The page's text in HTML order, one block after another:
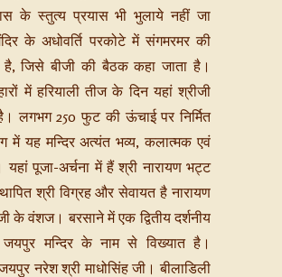
के स्तुत्य प्रयास भी भुलाये नहीं जा
के अधोवर्ति परकोटे में संगमरमर की
जिसे बीजी की बैठक कहा जाता है।
में हरियाली तीज के दिन यहां श्रीजी
लगभग 250 फुट की ऊंचाई पर निर्मित
में यह मन्दिर अत्यंत भव्य, कलात्मक एवं
यहां पूजा-अर्चना में हैं श्री नारायण भट्ट
श्री विग्रह और सेवायत है नारायण
के वंशज। बरसाने में एक द्वितीय दर्शनीय
मन्दिर के नाम से विख्यात है।
जयपुर नरेश श्री माधोसिंह जी। बीलाडिली